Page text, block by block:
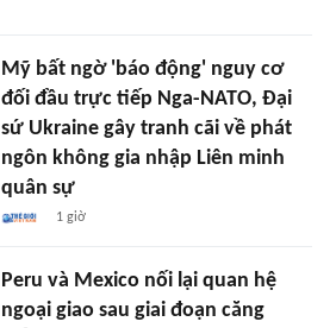
Mỹ bất ngờ 'báo động' nguy cơ
đối đầu trực tiếp Nga-NATO, Đại
sứ Ukraine gây tranh cãi về phát
ngôn không gia nhập Liên minh
quân sự
1 giờ
Peru và Mexico nối lại quan hệ
ngoại giao sau giai đoạn căng